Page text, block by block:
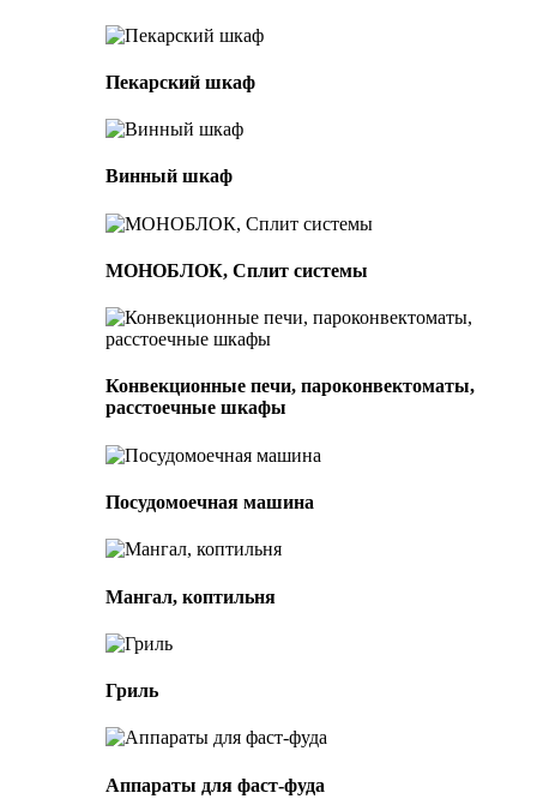
Пекарский шкаф
Винный шкаф
МОНОБЛОК, Сплит системы
Конвекционные печи, пароконвектоматы,
расстоечные шкафы
Посудомоечная машина
Мангал, коптильня
Гриль
Аппараты для фаст-фуда